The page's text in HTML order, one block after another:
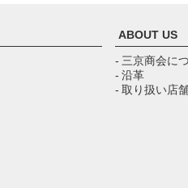
ABOUT US
- 三京商会に
- 沿革
- 取り扱い店